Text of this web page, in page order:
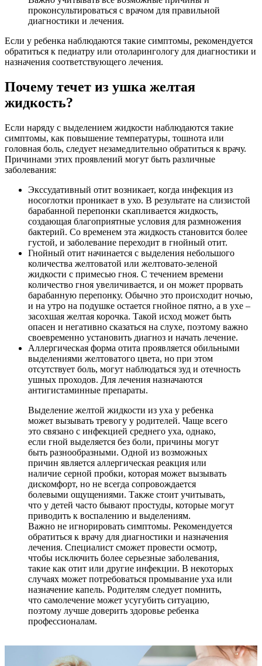
проконсультироваться с врачом для правильной
диагностики и лечения.
Если у ребенка наблюдаются такие симптомы, рекомендуется
обратиться к педиатру или отоларингологу для диагностики и
назначения соответствующего лечения.
Почему течет из ушка желтая
жидкость?
Если наряду с выделением жидкости наблюдаются такие
симптомы, как повышение температуры, тошнота или
головная боль, следует незамедлительно обратиться к врачу.
Причинами этих проявлений могут быть различные
заболевания:
Экссудативный отит возникает, когда инфекция из
носоглотки проникает в ухо. В результате на слизистой
барабанной перепонки скапливается жидкость,
создающая благоприятные условия для размножения
бактерий. Со временем эта жидкость становится более
густой, и заболевание переходит в гнойный отит.
Гнойный отит начинается с выделения небольшого
количества желтоватой или желтовато-зеленой
жидкости с примесью гноя. С течением времени
количество гноя увеличивается, и он может прорвать
барабанную перепонку. Обычно это происходит ночью,
и на утро на подушке остается гнойное пятно, а в ухе –
засохшая желтая корочка. Такой исход может быть
опасен и негативно сказаться на слухе, поэтому важно
своевременно установить диагноз и начать лечение.
Аллергическая форма отита проявляется обильными
выделениями желтоватого цвета, но при этом
отсутствует боль, могут наблюдаться зуд и отечность
ушных проходов. Для лечения назначаются
антигистаминные препараты.
Выделение желтой жидкости из уха у ребенка
может вызывать тревогу у родителей. Чаще всего
это связано с инфекцией среднего уха, однако,
если гной выделяется без боли, причины могут
быть разнообразными. Одной из возможных
причин является аллергическая реакция или
наличие серной пробки, которая может вызывать
дискомфорт, но не всегда сопровождается
болевыми ощущениями. Также стоит учитывать,
что у детей часто бывают простуды, которые могут
приводить к воспалению и выделениям.
Важно не игнорировать симптомы. Рекомендуется
обратиться к врачу для диагностики и назначения
лечения. Специалист сможет провести осмотр,
чтобы исключить более серьезные заболевания,
такие как отит или другие инфекции. В некоторых
случаях может потребоваться промывание уха или
назначение капель. Родителям следует помнить,
что самолечение может усугубить ситуацию,
поэтому лучше доверить здоровье ребенка
профессионалам.